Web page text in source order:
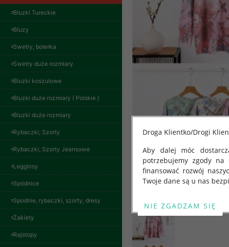
Bluzki Tureckie
Bluzy
Swetry, bolerka
Swetry duże rozmiary
Bluzki koszulowe
Bluzki duże rozmiary ( Polskie )
Bluzki duże rozmiary
Rybaczki, Szorty
Rybaczki, Szorty Jeansowe
Legginsy
Spódnice
Spodnie, rybaczki, szorty, dresy
Żakiety
Rajstopy
skórzana Roz S-XL,
1 Kolor Paczka 5 szt
Droga Klientko/Drogi
Aby dalej móc
potrzebujemy zgody na
finansować rozwój
Twoje dane są u nas
Od 25 maja 2018 roku
kwietnia 2016 r. w
swobodnego przepływu
"GDPR" lub "Ogólne
przetwarzaniu Twoich